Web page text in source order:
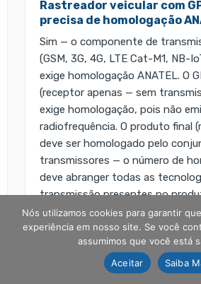
Rastreador veicular com
precisa de homologação
Sim — o componente de
(GSM, 3G, 4G, LTE Cat-M1, NB-
exige homologação ANATEL. O
(receptor apenas — sem
exige homologação, pois não
radiofrequência. O produto final
deve ser homologado pelo
transmissores — o número de
deve abranger todas as
transmissão presentes no
2.105/2025 adicionou o LTE Cat
tecnologia crescentemente
rastreadores por menor custo
Nós utilizamos cookies para garantir
experiência em nosso site. Se você
assumimos que você está
Aceitar
Saiba